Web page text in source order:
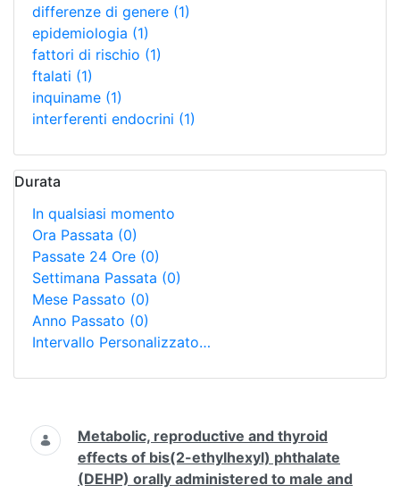
differenze di genere (1)
epidemiologia (1)
fattori di rischio (1)
ftalati (1)
inquiname (1)
interferenti endocrini (1)
Durata
In qualsiasi momento
Ora Passata (0)
Passate 24 Ore (0)
Settimana Passata (0)
Mese Passato (0)
Anno Passato (0)
Intervallo Personalizzato…
Ricerca
Metabolic, reproductive and thyroid
effects of bis(2-ethylhexyl) phthalate
(DEHP) orally administered to male and